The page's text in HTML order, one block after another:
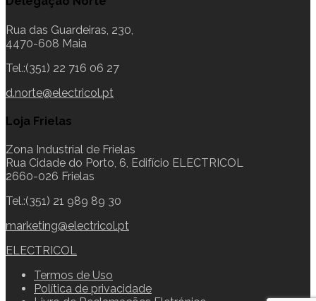
Rua das Guardeiras, 230,
4470-608 Maia
Tel.:(351) 22 716 06 27
d.norte@electricol.pt
Loja Frielas
Zona Industrial de Frielas
Rua Cidade do Porto, 6, Edifício ELECTRICOL
2660-026 Frielas
Tel.:(351) 21 989 89 30
marketing@electricol.pt
ELECTRICOL
Termos de Uso
Política de privacidade